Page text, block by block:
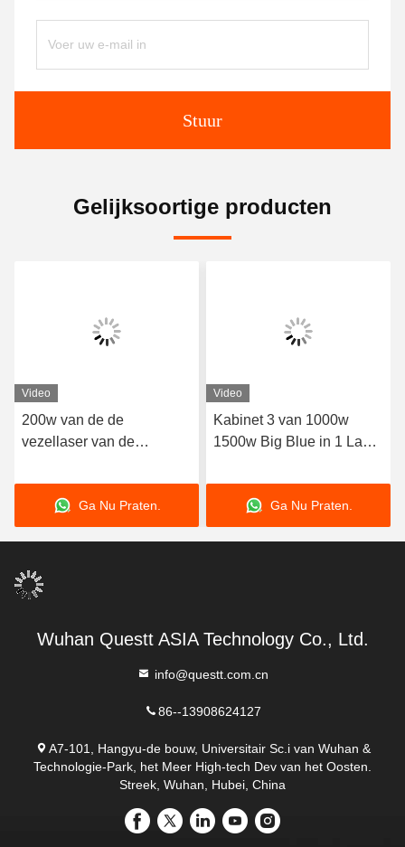
Stuur
Gelijksoortige producten
Video
200w van de de
vezellaser van de
schoonmakend de
machine krachtig efficiënt
hulpmiddel
Ga Nu Praten.
Video
Kabinet 3 van 1000w
1500w Big Blue in 1 Laser
Lassenmachine voor
Roestvrij staalaluminium
schoonmaken
Ga Nu Praten.
Wuhan Questt ASIA Technology Co., Ltd.
info@questt.com.cn
86--13908624127
A7-101, Hangyu-de bouw, Universitair Sc.i van Wuhan &
Technologie-Park, het Meer High-tech Dev van het Oosten.
Streek, Wuhan, Hubei, China